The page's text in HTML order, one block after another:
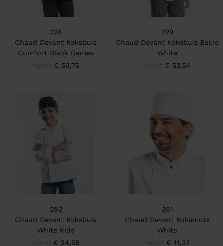
228
Chaud Devant Koksbuis
Comfort Black Dames
€ 59,75
229
Chaud Devant Koksbuis Bacio
White
€ 53,54
292
Chaud Devant Koksbuis
White Kids
€ 24,58
301
Chaud Devant Koksmuts
White
€ 11,33